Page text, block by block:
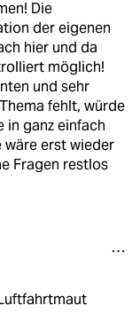
Die
der eigenen
hier und da
möglich!
und sehr
fehlt, würde
in ganz einfach
wäre erst wieder
Fragen restlos